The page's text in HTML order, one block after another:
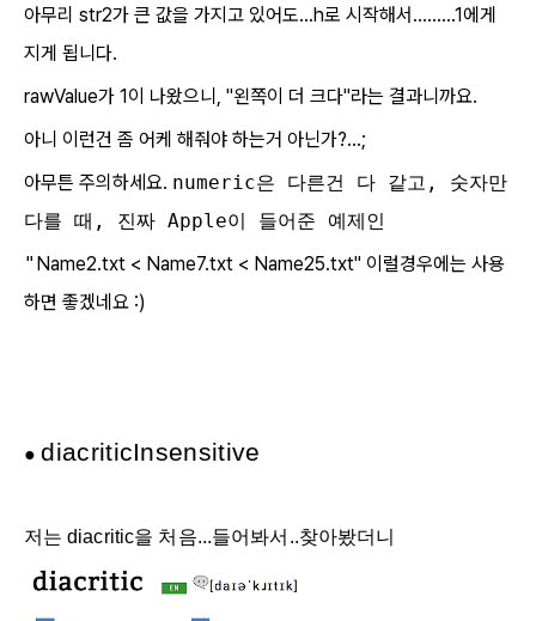
아무리 str2가 큰 값을 가지고 있어도...h로 시작해서.........1에게
지게 됩니다.
rawValue가 1이 나왔으니, "왼쪽이 더 크다"라는 결과니까요.
아니 이런건 좀 어케 해줘야 하는거 아닌가?...;
아무튼 주의하세요. numeric은 다른건 다 같고, 숫자만
다를 때, 진짜 Apple이 들어준 예제인
" Name2.txt < Name7.txt < Name25.txt" 이럴경우에는 사용
하면 좋겠네요 :)
● diacriticInsensitive
저는 diacritic을 처음...들어봐서..찾아봤더니